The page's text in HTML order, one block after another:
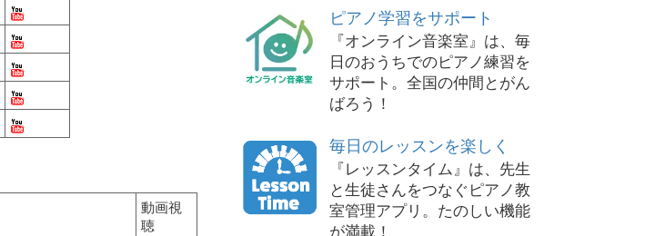
動画視
聴
ピアノ学習をサポート
『オンライン音楽室』は、毎
日のおうちでのピアノ練習を
サポート。全国の仲間とがん
ばろう！
毎日のレッスンを楽しく
『レッスンタイム』は、先生
と生徒さんをつなぐピアノ教
室管理アプリ。たのしい機能
が満載！